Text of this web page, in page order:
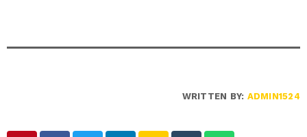
WRITTEN BY: ADMIN1524